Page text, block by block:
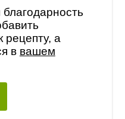
рецепту, а
в вашем